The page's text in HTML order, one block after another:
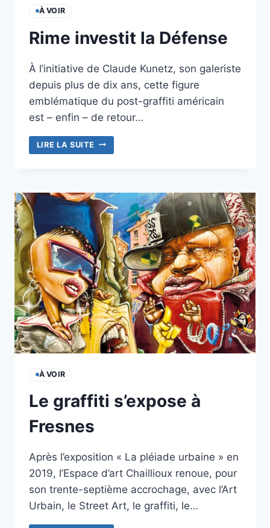
À VOIR
Rime investit la Défense
À l’initiative de Claude Kunetz, son galeriste
depuis plus de dix ans, cette figure
emblématique du post-graffiti américain
est – enfin – de retour…
LIRE LA SUITE RIME
INVESTIT
À VOIR
Le graffiti s’expose à
Fresnes
Après l’exposition « La pléiade urbaine » en
2019, l’Espace d’art Chaillioux renoue, pour
son trente-septième accrochage, avec l’Art
Urbain, le Street Art, le graffiti, le…